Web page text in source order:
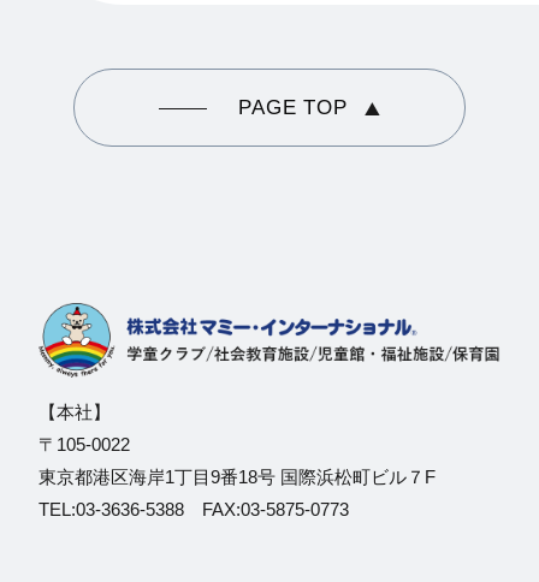
PAGE TOP
【本社】
〒105-0022
東京都港区海岸1丁目9番18号 国際浜松町ビル７F
TEL:03-3636-5388 FAX:03-5875-0773